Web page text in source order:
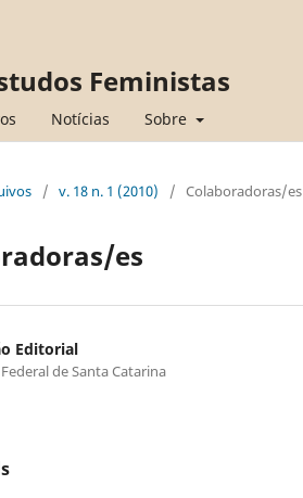
Feministas
Notícias Sobre
/ v. 18 n. 1 (2010) / Colaboradoras/es
es
Editorial
de Santa Catarina